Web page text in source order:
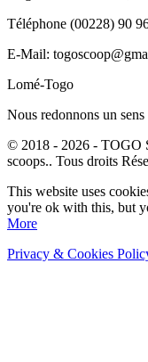
Téléphone (00228) 90
E-Mail:
Lomé-Togo
Nous redonnons un sens
© 2018 - 2026 - TOGO
scoops.. Tous droits
This website uses
you're ok with this, but
More
Privacy & Cookies